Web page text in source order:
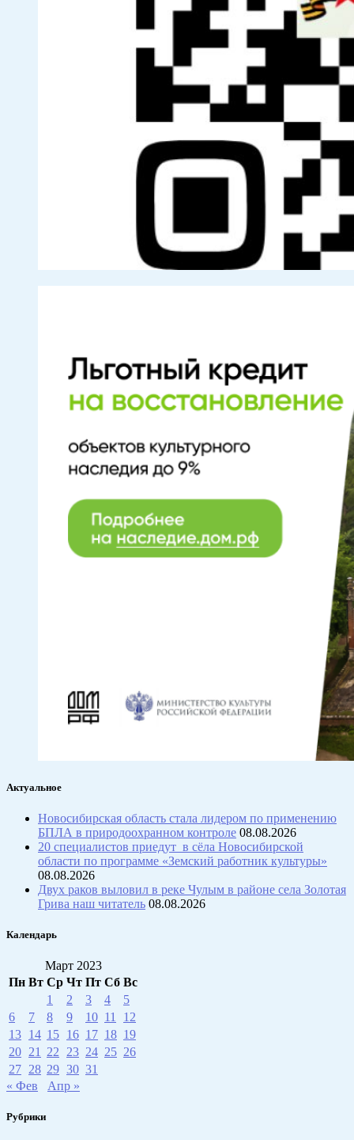
Актуальное
Новосибирская область стала лидером по применению
БПЛА в природоохранном контроле 08.08.2026
20 специалистов приедут в сёла Новосибирской
области по программе «Земский работник культуры»
08.08.2026
Двух раков выловил в реке Чулым в районе села Золотая
Грива наш читатель 08.08.2026
Календарь
Март 2023
Пн Вт Ср Чт Пт Сб Вс
1
2 3 4
5
6
7 8 9 10 11
12
13 14 15 16 17 18 19
20 21 22 23 24 25 26
27 28 29 30 31
« Фев
Апр »
Рубрики